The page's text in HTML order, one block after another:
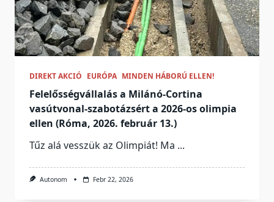
DIREKT AKCIÓ EURÓPA MINDEN HÁBORÚ ELLEN!
Felelősségvállalás a Milánó-Cortina
vasútvonal-szabotázsért a 2026-os olimpia
ellen (Róma, 2026. február 13.)
Tűz alá vesszük az Olimpiát! Ma ...
Autonom Febr 22, 2026